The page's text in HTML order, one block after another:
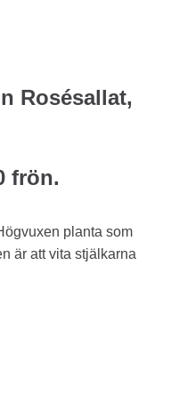
Rosésallat,
frön.
planta som
är att vita stjälkarna